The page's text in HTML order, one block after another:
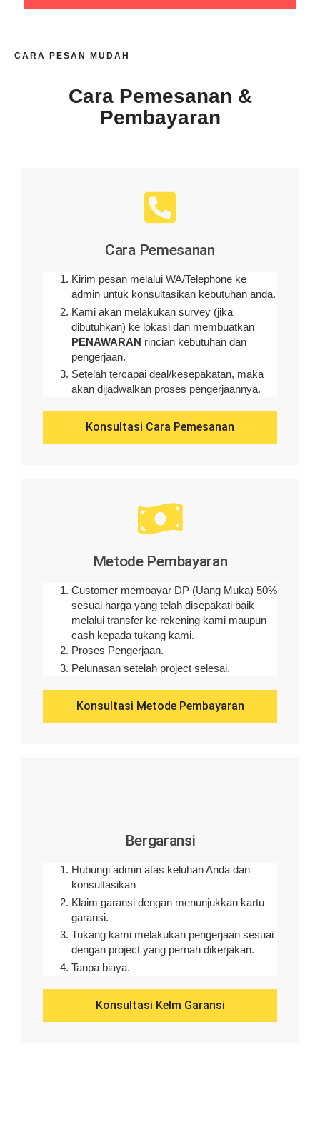
CARA PESAN MUDAH
Cara Pemesanan &
Pembayaran
Cara Pemesanan
Kirim pesan melalui WA/Telephone ke
admin untuk konsultasikan kebutuhan anda.
Kami akan melakukan survey (jika
dibutuhkan) ke lokasi dan membuatkan
PENAWARAN rincian kebutuhan dan
pengerjaan.
Setelah tercapai deal/kesepakatan, maka
akan dijadwalkan proses pengerjaannya.
Konsultasi Cara Pemesanan
Metode Pembayaran
Customer membayar DP (Uang Muka) 50%
sesuai harga yang telah disepakati baik
melalui transfer ke rekening kami maupun
cash kepada tukang kami.
Proses Pengerjaan.
Pelunasan setelah project selesai.
Konsultasi Metode Pembayaran
Bergaransi
Hubungi admin atas keluhan Anda dan
konsultasikan
Klaim garansi dengan menunjukkan kartu
garansi.
Tukang kami melakukan pengerjaan sesuai
dengan project yang pernah dikerjakan.
Tanpa biaya.
Konsultasi Kelm Garansi